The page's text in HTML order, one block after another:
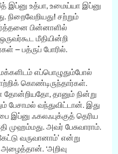
உத்பா, உமைய்யா இப்னு
நிறைவேறியது! சற்றும்
பின்னாளில்
மீதியின்றி
– பத்ருப் போரில்.
எப்பொழுதும்போல்
கொண்டிருந்தார்கள்.
தானும் நின்று
பேசாமல் வந்துவிட்டான். இது
ஃகலஃபுக்குத் தெரிய
முஹம்மது. அவர் பேசுவாராம்.
வருவானாம்’ என்று
‘அறிவு